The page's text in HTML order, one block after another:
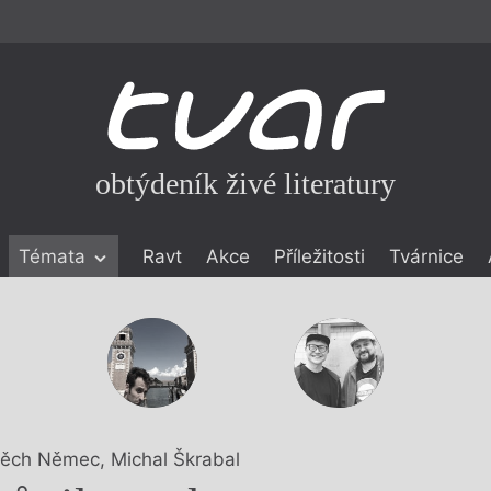
obtýdeník živé literatury
Témata Ravt Akce Příležitosti Tvárnice
Němec, Michal Škrabal